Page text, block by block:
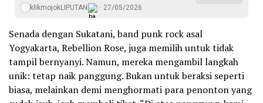
klikmojokLIPUTAN 27/05/2026
Senada dengan Sukatani, band punk rock asal
Yogyakarta, Rebellion Rose, juga memilih untuk tidak
tampil bernyanyi. Namun, mereka mengambil langkah
unik: tetap naik panggung. Bukan untuk beraksi seperti
biasa, melainkan demi menghormati para penonton yang